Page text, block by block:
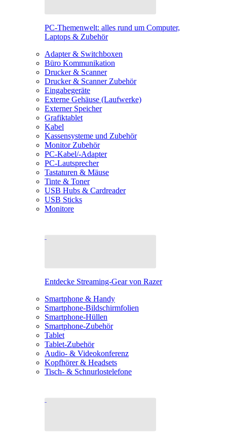
PC-Themenwelt: alles rund um Computer,
Laptops & Zubehör
Adapter & Switchboxen
Büro Kommunikation
Drucker & Scanner
Drucker & Scanner Zubehör
Eingabegeräte
Externe Gehäuse (Laufwerke)
Externer Speicher
Grafiktablet
Kabel
Kassensysteme und Zubehör
Monitor Zubehör
PC-Kabel/-Adapter
PC-Lautsprecher
Tastaturen & Mäuse
Tinte & Toner
USB Hubs & Cardreader
USB Sticks
Monitore
Entdecke Streaming-Gear von Razer
Smartphone & Handy
Smartphone-Bildschirmfolien
Smartphone-Hüllen
Smartphone-Zubehör
Tablet
Tablet-Zubehör
Audio- & Videokonferenz
Kopfhörer & Headsets
Tisch- & Schnurlostelefone